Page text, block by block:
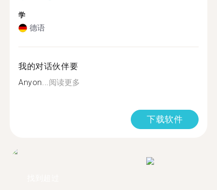
学
德语
我的对话伙伴要
Anyon...阅读更多
下载软件